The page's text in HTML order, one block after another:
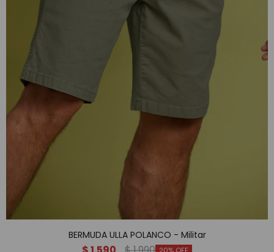
BERMUDA ULLA POLANCO - Militar